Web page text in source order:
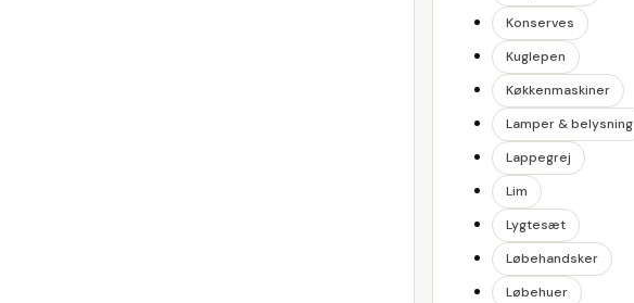
Konserves
Kuglepen
Køkkenmaskiner
Lamper & belysning
Lappegrej
Lim
Lygtesæt
Løbehandsker
Løbehuer